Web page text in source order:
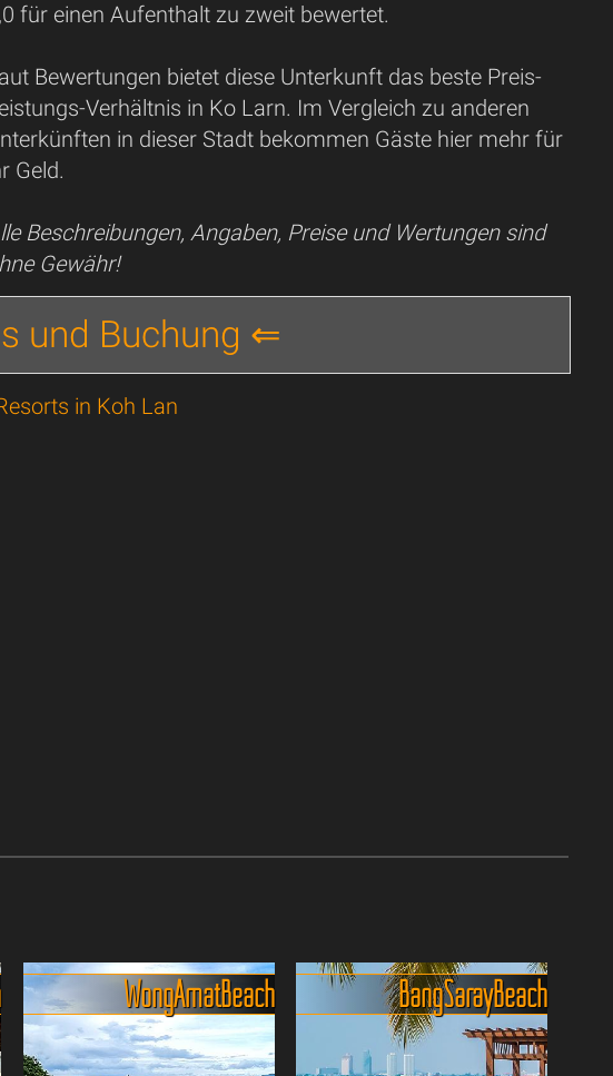
für einen Aufenthalt zu zweit bewertet.
Bewertungen bietet diese Unterkunft das beste Preis-
Verhältnis in Ko Larn. Im Vergleich zu anderen
in dieser Stadt bekommen Gäste hier mehr für
Geld.
Beschreibungen, Angaben, Preise und Wertungen sind
Gewähr!
und Buchung ⇐
in Koh Lan
Wong Amat Beach Bang Saray Beach